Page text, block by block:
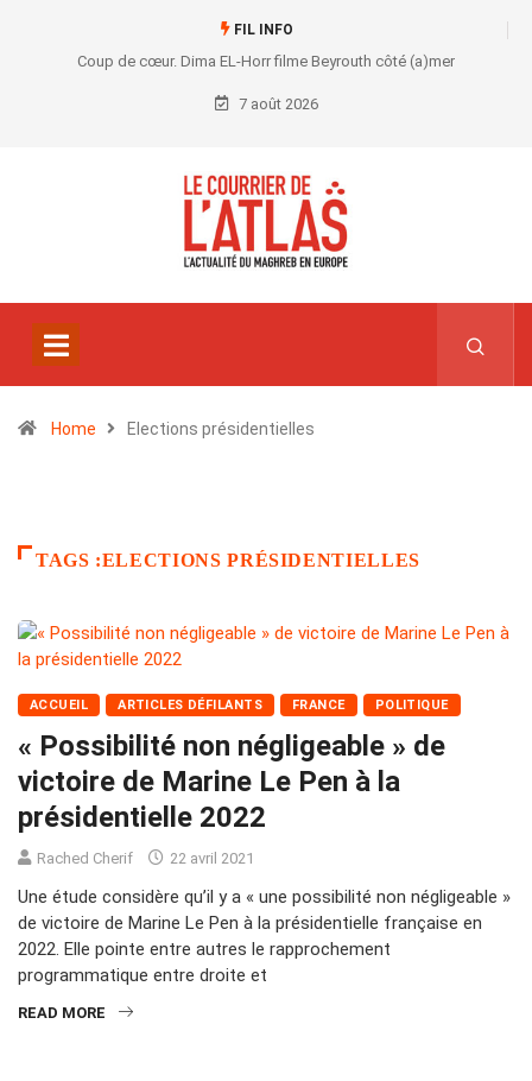
FIL INFO
Coup de cœur. Dima EL-Horr filme Beyrouth côté (a)mer
7 août 2026
Home Elections présidentielles
TAGS :ELECTIONS PRÉSIDENTIELLES
ACCUEIL ARTICLES DÉFILANTS FRANCE POLITIQUE
« Possibilité non négligeable » de
victoire de Marine Le Pen à la
présidentielle 2022
Rached Cherif 22 avril 2021
Une étude considère qu’il y a « une possibilité non négligeable »
de victoire de Marine Le Pen à la présidentielle française en
2022. Elle pointe entre autres le rapprochement
programmatique entre droite et
READ MORE